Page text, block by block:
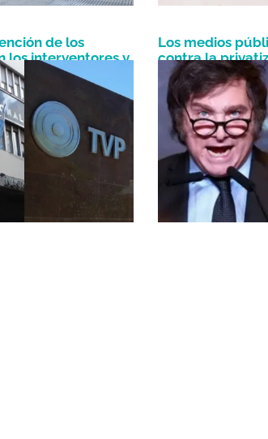
de los
los interventores y
Los medios
contra la
“Demuestra un
Noviembre 21, 2023